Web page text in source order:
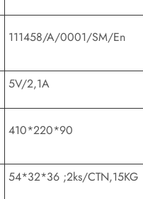
111458/A/0001/SM/En
5V/2,1A
410*220*90
54*32*36 ;2ks/CTN,15KG